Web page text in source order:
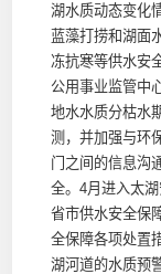
湖水质动态变化
蓝藻打捞和湖面
冻抗寒等供水安
公用事业监管中
地水水质分枯水
测，并加强与环
门之间的信息沟
全。4月进入太
省市供水安全保
全保障各项处置
湖河道的水质预